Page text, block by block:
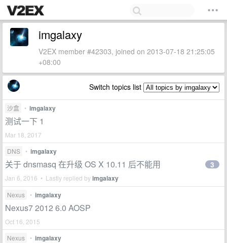
imgalaxy
V2EX member #42303, joined on 2013-07-18 21:25:05
+08:00
Switch topics list
沙盒 • imgalaxy
测试一下 1
Mar 18, 2017
DNS
• imgalaxy
关于 dnsmasq 在升级 OS X 10.11 后不能用
Jan 6, 2016 • Lastly replied byimgalaxy
3
Nexus • imgalaxy
Nexus7 2012 6.0 AOSP
Oct 16, 2015
Nexus
• imgalaxy